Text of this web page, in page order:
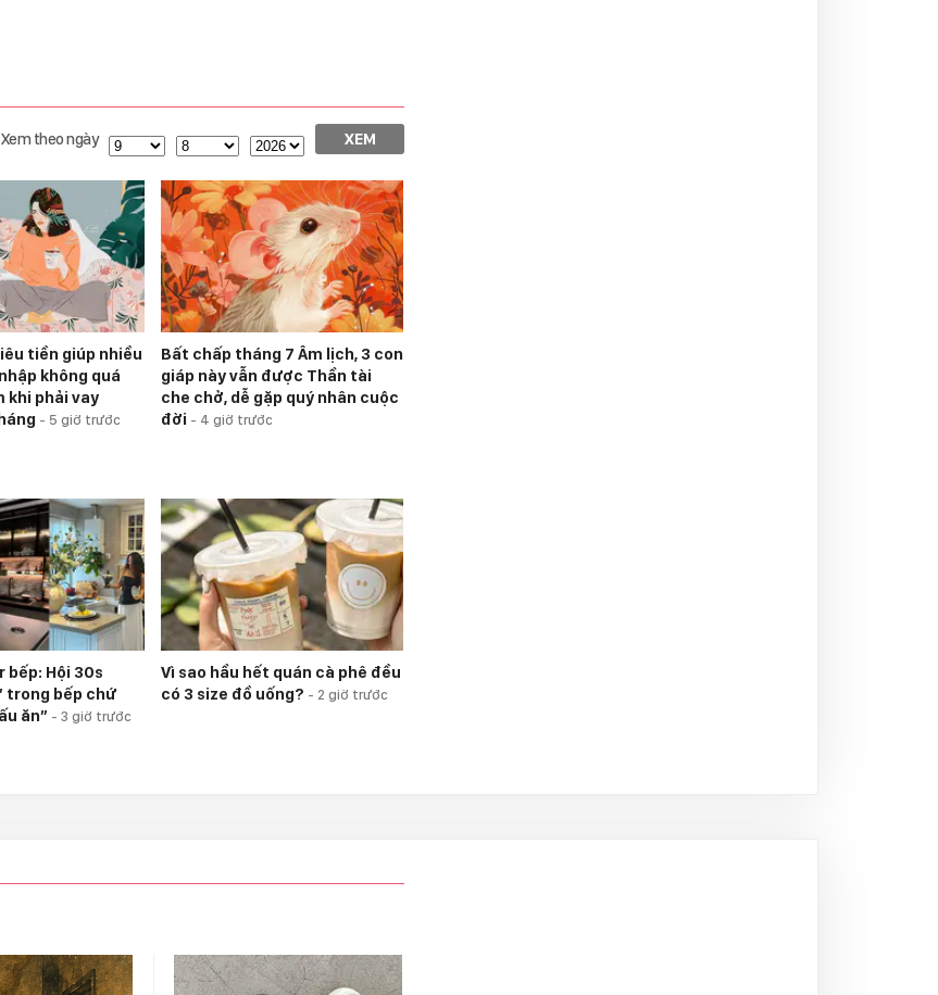
Xem theo ngày XEM
tiền giúp nhiều
không quá
khi phải vay
- 5 giờ trước
Bất chấp tháng 7 Âm lịch, 3 con
giáp này vẫn được Thần tài
che chở, dễ gặp quý nhân cuộc
đời - 4 giờ trước
bếp: Hội 30s
trong bếp chứ
ăn” - 3 giờ trước
Vì sao hầu hết quán cà phê đều
có 3 size đồ uống? - 2 giờ trước